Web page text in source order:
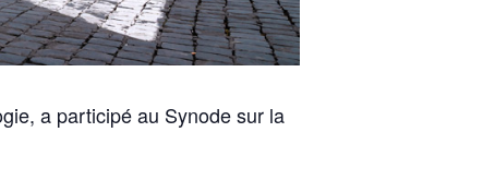
a participé au Synode sur la